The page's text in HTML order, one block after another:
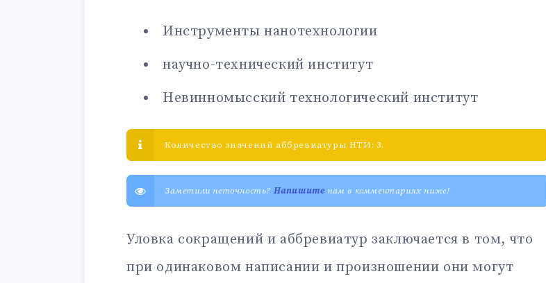
Инструменты нанотехнологии
научно-технический институт
Невинномысский технологический институт
Количество значений аббревиатуры НТИ: 3.
Заметили неточность? Напишитенам в комментариях ниже!
Уловка сокращений и аббревиатур заключается в том, что
при одинаковом написании и произношении они могут